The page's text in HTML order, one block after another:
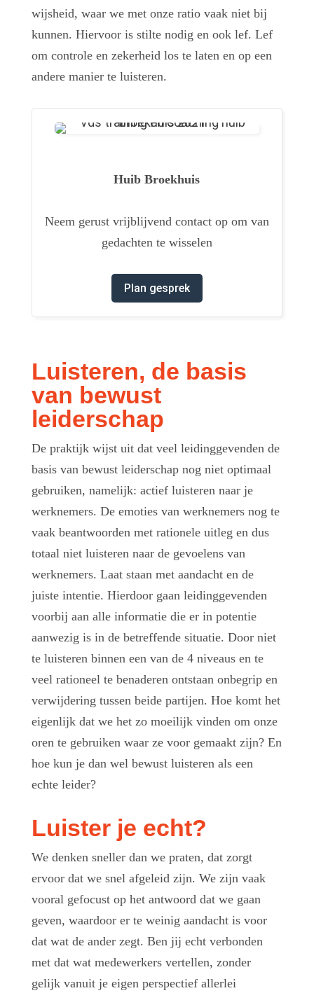
wijsheid, waar we met onze ratio vaak niet bij
kunnen. Hiervoor is stilte nodig en ook lef. Lef
om controle en zekerheid los te laten en op een
andere manier te luisteren.
Huib Broekhuis
Neem gerust vrijblijvend contact op om van
gedachten te wisselen
Plan gesprek
Luisteren, de basis
van bewust
leiderschap
De praktijk wijst uit dat veel leidinggevenden de
basis van bewust leiderschap nog niet optimaal
gebruiken, namelijk: actief luisteren naar je
werknemers. De emoties van werknemers nog te
vaak beantwoorden met rationele uitleg en dus
totaal niet luisteren naar de gevoelens van
werknemers. Laat staan met aandacht en de
juiste intentie. Hierdoor gaan leidinggevenden
voorbij aan alle informatie die er in potentie
aanwezig is in de betreffende situatie. Door niet
te luisteren binnen een van de 4 niveaus en te
veel rationeel te benaderen ontstaan onbegrip en
verwijdering tussen beide partijen. Hoe komt het
eigenlijk dat we het zo moeilijk vinden om onze
oren te gebruiken waar ze voor gemaakt zijn? En
hoe kun je dan wel bewust luisteren als een
echte leider?
Luister je echt?
We denken sneller dan we praten, dat zorgt
ervoor dat we snel afgeleid zijn. We zijn vaak
vooral gefocust op het antwoord dat we gaan
geven, waardoor er te weinig aandacht is voor
dat wat de ander zegt. Ben jij echt verbonden
met dat wat medewerkers vertellen, zonder
gelijk vanuit je eigen perspectief allerlei